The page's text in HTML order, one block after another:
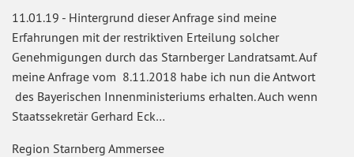
11.01.19 - Hintergrund dieser Anfrage sind meine
Erfahrungen mit der restriktiven Erteilung solcher
Genehmigungen durch das Starnberger Landratsamt. Auf
meine Anfrage vom 8.11.2018 habe ich nun die Antwort
des Bayerischen Innenministeriums erhalten. Auch wenn
Staatssekretär Gerhard Eck…
Region Starnberg Ammersee